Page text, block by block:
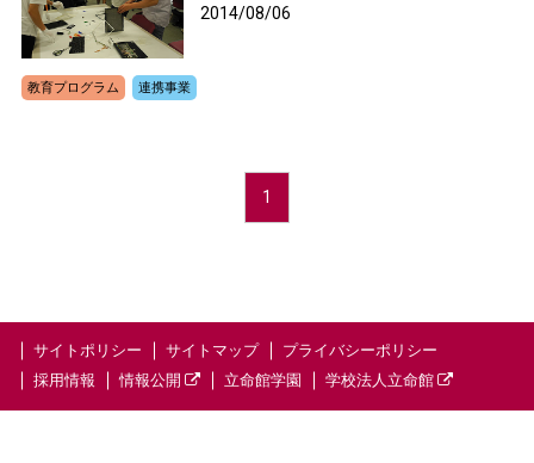
2014/08/06
教育プログラム 連携事業
1
サイトポリシー サイトマップ
プライバシーポリシー
採用情報
情報公開 立命館学園 学校法人立命館